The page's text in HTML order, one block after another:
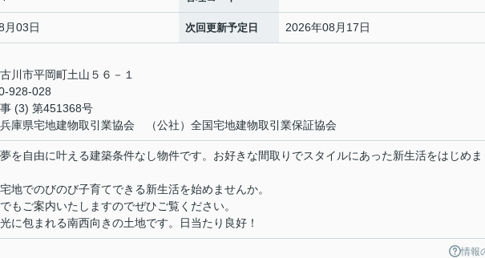
月03日 次回更新予定日 2026年08月17日
川市平岡町土山５６－１
928-028
(3) 第451368号
兵庫県宅地建物取引業協会 （公社）全国宅地建物取引業保証協会
を自由に叶える建築条件なし物件です。お好きな間取りでスタイルにあった新生活をはじめま
地でのびのび子育てできる新生活を始めませんか。
もご案内いたしますのでぜひご覧ください。
に包まれる南西向きの土地です。日当たり良好！
情報